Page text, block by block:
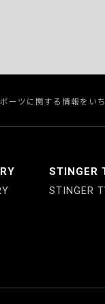
ツに関する情報をいち
STINGER
STINGER